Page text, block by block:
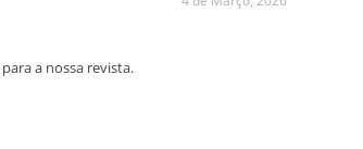
para a nossa revista.